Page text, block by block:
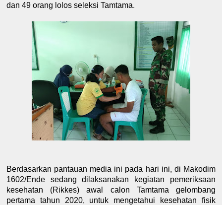
dan 49 orang lolos seleksi Tamtama.
Berdasarkan pantauan media ini pada hari ini, di Makodim
1602/Ende sedang dilaksanakan kegiatan pemeriksaan
kesehatan (Rikkes) awal calon Tamtama gelombang
pertama tahun 2020, untuk mengetahui kesehatan fisik